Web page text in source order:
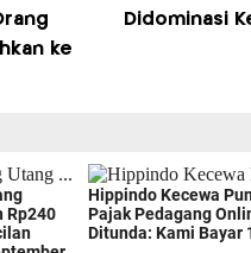
ke
Didominasi